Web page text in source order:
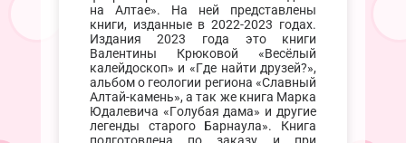
на Алтае». На ней представлены
книги, изданные в 2022-2023 годах.
Издания 2023 года это книги
Валентины Крюковой «Весёлый
калейдоскоп» и «Где найти друзей?»,
альбом о геологии региона «Славный
Алтай-камень», а так же книга Марка
Юдалевича «Голубая дама» и другие
легенды старого Барнаула». Книга